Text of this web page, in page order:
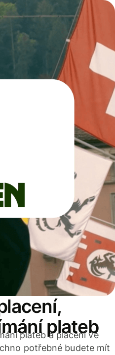
plateb
plateb a placení ve
potřebné budete mít